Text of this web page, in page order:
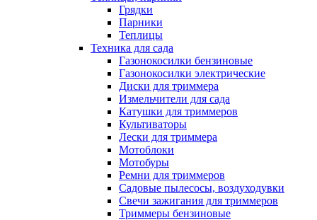
Грядки
Парники
Теплицы
Техника для сада
Газонокосилки бензиновые
Газонокосилки электрические
Диски для триммера
Измельчители для сада
Катушки для триммеров
Культиваторы
Лески для триммера
Мотоблоки
Мотобуры
Ремни для триммеров
Садовые пылесосы, воздуходувки
Свечи зажигания для триммеров
Триммеры бензиновые